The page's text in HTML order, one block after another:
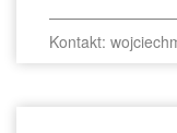
Kontakt: